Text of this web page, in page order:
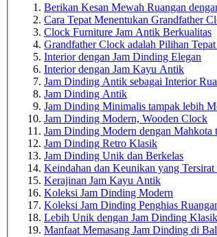
Berikan Kesan Mewah Ruangan
Cara Tepat Menentukan Grandfather
Clock Furniture Jam Antik Berkualitas
Grandfather Clock adalah Pilihan
Interior dengan Jam Dinding Elegan
Interior dengan Jam Kayu Antik
Jam Dinding Antik sebagai Interior
Jam Dinding Antik
Jam Dinding Minimalis tampak lebih
Jam Dinding Modern, Wooden Clock
Jam Dinding Modern dengan Mahkota
Jam Dinding Retro Klasik
Jam Dinding Unik dan Berkelas
Keindahan dan Keunikan yang
Kerajinan Jam Kayu Antik
Koleksi Jam Dinding Modern
Koleksi Jam Dinding Penghias
Lebih Unik dengan Jam Dinding Klasik
Manfaat Memasang Jam Dinding di